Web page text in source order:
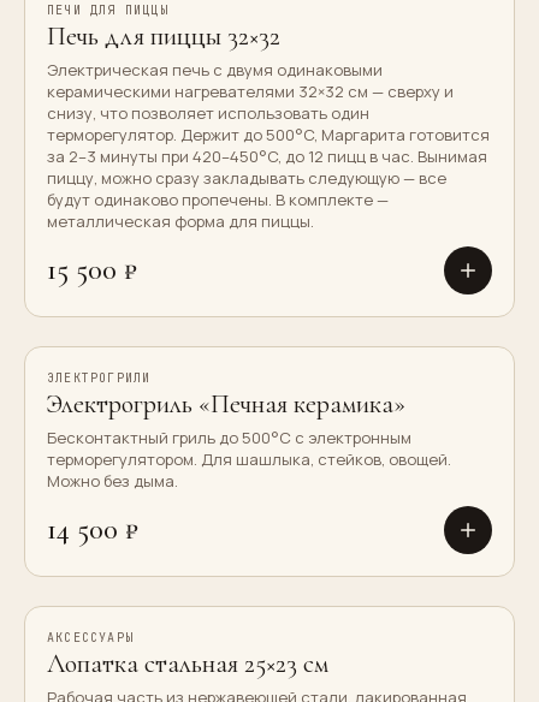
Новинка
ПЕЧИ ДЛЯ ПИЦЦЫ
Печь для пиццы 32×32
Электрическая печь с двумя одинаковыми
керамическими нагревателями 32×32 см — сверху и
снизу, что позволяет использовать один
терморегулятор. Держит до 500°C, Маргарита готовится
за 2–3 минуты при 420–450°C, до 12 пицц в час. Вынимая
пиццу, можно сразу закладывать следующую — все
будут одинаково пропечены. В комплекте —
металлическая форма для пиццы.
15 500 ₽
Хит
ЭЛЕКТРОГРИЛИ
Электрогриль «Печная керамика»
Бесконтактный гриль до 500°C с электронным
терморегулятором. Для шашлыка, стейков, овощей.
Можно без дыма.
14 500 ₽
АКСЕССУАРЫ
Лопатка стальная 25×23 см
Рабочая часть из нержавеющей стали, лакированная